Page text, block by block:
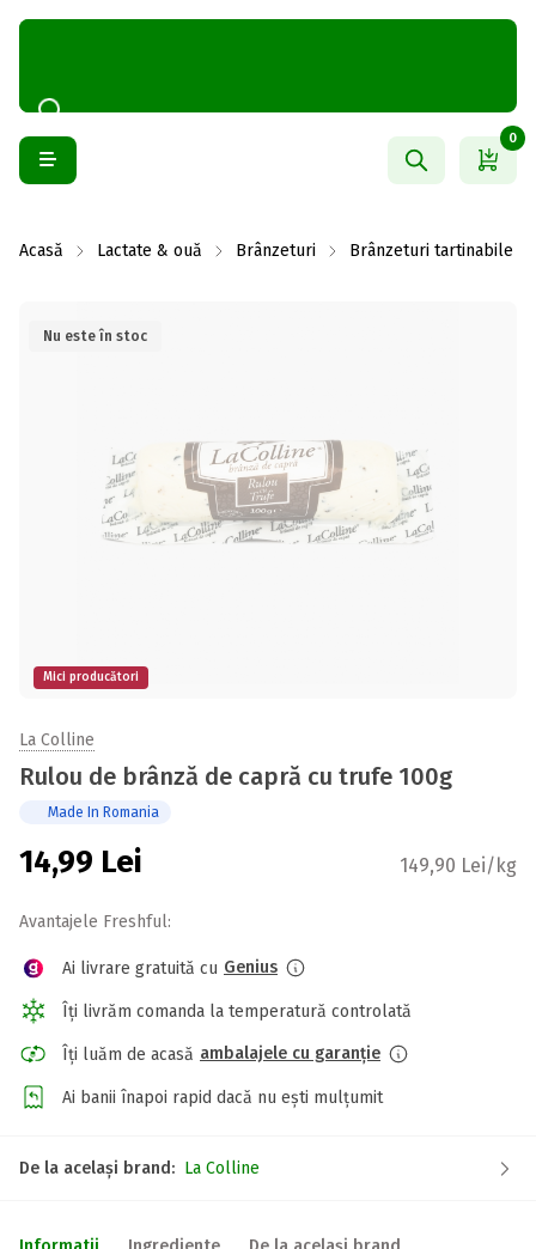
0
Acasă Lactate & ouă Brânzeturi Brânzeturi tartinabile
Nu este în stoc
Mici producători
La Colline
Rulou de brânză de capră cu trufe 100g
Made In Romania
14,99 Lei 149,90 Lei/kg
Avantajele Freshful:
Ai livrare gratuită cu Genius
Îți livrăm comanda la temperatură controlată
Îți luăm de acasă ambalajele cu garanție
Ai banii înapoi rapid dacă nu ești mulțumit
De la același brand: La Colline